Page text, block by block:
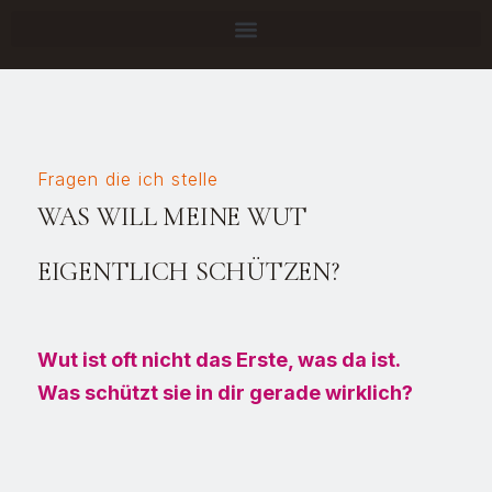
Fragen die ich stelle
WAS WILL MEINE WUT
EIGENTLICH SCHÜTZEN?
Wut ist oft nicht das Erste, was da ist.
Was schützt sie in dir gerade wirklich?